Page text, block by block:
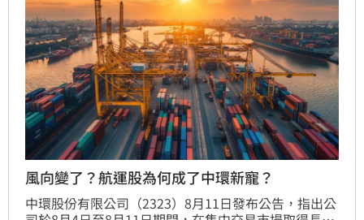
風向變了？航運股為何成了中環新寵？
中環股份有限公司（2323）8月11日發布公告，指出公